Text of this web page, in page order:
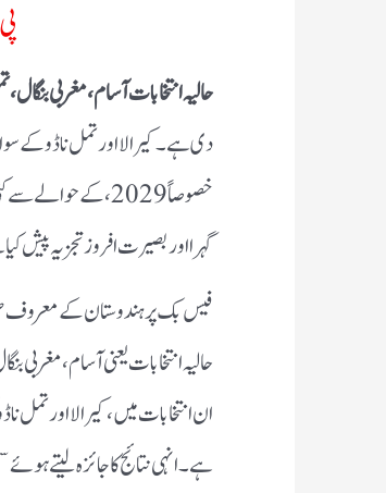
حالیہ انتخابات آسام، مغربی بنگال،
دی ہے۔ کیرالا اور تمل ناڈو کے
خصوصاً 2029، کے
گہرا اور بصیرت افروز تجزیہ پیش
فیس بک پر ہندوستان کے معروف
حالیہ انتخابات یعنی آسام، مغربی
ان انتخابات میں، کیرالا اور تمل
ہے۔ انہی نتائج کا جائزہ لیتے